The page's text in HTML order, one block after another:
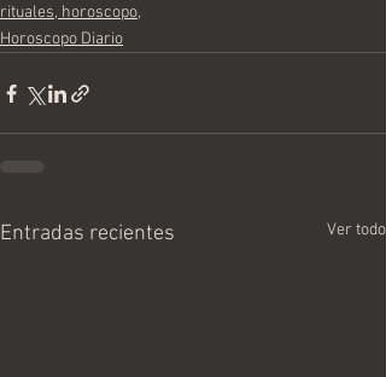
rituales, horoscopo,
Horoscopo Diario
Entradas recientes Ver todo